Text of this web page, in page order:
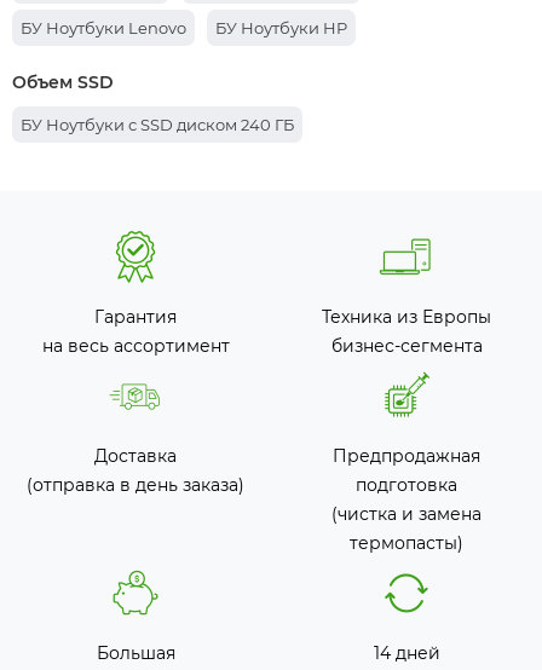
БУ Ноутбуки Lenovo БУ Ноутбуки HP
Объем SSD
БУ Ноутбуки с SSD диском 240 ГБ
Гарантия
на весь ассортимент
Техника из Европы
бизнес-сегмента
Доставка
(отправка в день заказа)
Предпродажная
подготовка
(чистка и замена
термопасты)
Большая
14 дней